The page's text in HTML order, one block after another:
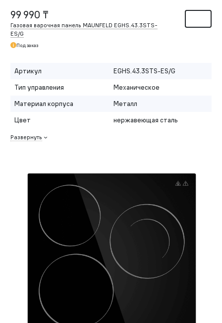
99 990 ₸
Газовая варочная панель MAUNFELD EGHS.43.3STS-
ES/G
Под заказ
Артикул
EGHS.43.3STS-ES/G
Тип управления
Механическое
Материал корпуса
Металл
Цвет
нержавеющая сталь
Развернуть